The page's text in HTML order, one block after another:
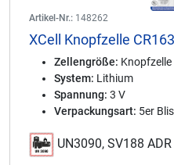
Artikel-Nr.: 148262
XCell Knopfzelle
Zellengröße: Knopfzelle
System: Lithium
Spannung: 3 V
Verpackungsart: 5er
UN3090, SV188 ADR